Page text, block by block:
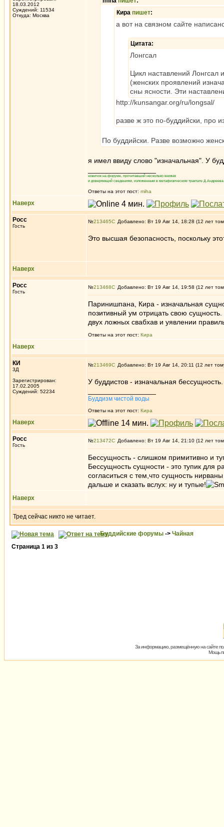
18.03.2012
Суждений: 11534
Откуда: Москва
Кира пишет:
а вот на связном сайте
Цитата:
Лонгсал
Цикл наставлений Лонгсал
(женских проявлений
сны ясности. Эти
http://kunsangar.org/ru/longsal/
разве ж это по-буддийски, про
По буддийски. Разве возможно
я имел ввиду слово "изначальная". У
новичок на форуме, прочитавший несколько книжек
и доверяющий сведениям, изложенным в метафизическом трактате
Ответы на этот пост: miha
Наверх
Росс
Гость
№213465 Добавлено: Вт 19 Авг 14, 18:28 (12 лет
Это высшая безопасность, поскольку
Наверх
Росс
Гость
№213468 Добавлено: Вт 19 Авг 14, 19:58 (12 лет
Паринишпана, Кира - изначальная
позитивный ум отрицать свою
двух ложных свабхав и уявлении
Ответы на этот пост: Кира
Наверх
КИ
3Д
Зарегистрирован:
17.02.2005
Суждений: 52234
№213469 Добавлено: Вт 19 Авг 14, 20:11 (12 лет
У буддистов - изначальная бессущность.
Буддизм чистой воды
Ответы на этот пост: Кира
Наверх
Росс
Гость
№213472 Добавлено: Вт 19 Авг 14, 21:10 (12 лет
Бессущность - слишком примитивно и
Бессущность сущности - это тупик для
согласиться с тем,что сущность
дальше и сказать вслух: ну и тупые!
Наверх
Тред сейчас никто не читает.
Буддийские форумы -> Чайная
Страница 1 из 3
За информацию, размещённую на сайте
Мощь